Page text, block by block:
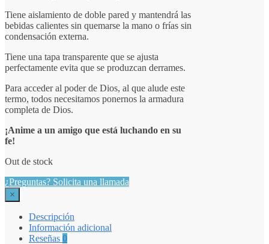
Tiene aislamiento de doble pared y mantendrá las
bebidas calientes sin quemarse la mano o frías sin
condensación externa.
Tiene una tapa transparente que se ajusta
perfectamente evita que se produzcan derrames.
Para acceder al poder de Dios, al que alude este
termo, todos necesitamos ponernos la armadura
completa de Dios.
¡Anime a un amigo que está luchando en su
fe!
Out de stock
¿Preguntas? Solicita una llamada
×
Descripción
Información adicional
Reseñas 0